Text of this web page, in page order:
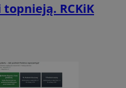
RCKiK